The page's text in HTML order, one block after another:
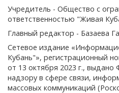
Учредитель - Общество с
ответственностью "Живая
Главный редактор - Базаева
Сетевое издание
Кубань"», регистрационный
от 13 октября 2023 г.,
надзору в сфере связи,
массовых коммуникаций